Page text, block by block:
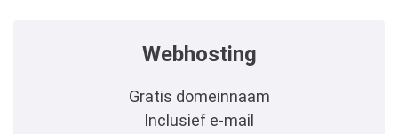
Webhosting
Gratis domeinnaam
Inclusief e-mail